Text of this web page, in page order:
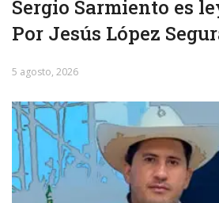
Sergio Sarmiento es
Por Jesús López
5 agosto, 2026